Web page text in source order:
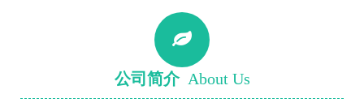
公司简介 About Us